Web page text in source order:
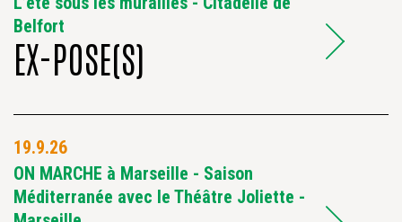
L’été sous les murailles - Citadelle de
Belfort
EX-POSE(S)
19.9.26
ON MARCHE à Marseille - Saison
Méditerranée avec le Théâtre Joliette -